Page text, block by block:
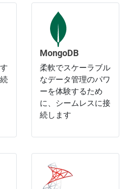
MongoDB
柔軟でスケーラブル
なデータ管理のパワ
ーを体験するため
に、シームレスに接
続します